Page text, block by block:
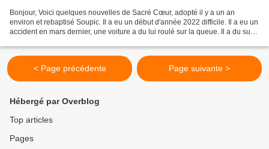
Bonjour, Voici quelques nouvelles de Sacré Cœur, adopté il y a un an
environ et rebaptisé Soupic. Il a eu un début d'année 2022 difficile. Il a eu un
accident en mars dernier, une voiture a du lui roulé sur la queue. Il a du subir
< Page précédente Page suivante >
Hébergé par Overblog
Top articles
Pages